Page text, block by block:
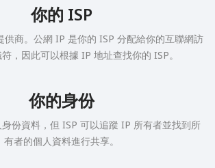
你的 ISP
供商。公網 IP 是你的 ISP 分配給你的互聯網訪
，因此可以根據 IP 地址查找你的 ISP。
你的身份
份資料，但 ISP 可以追蹤 IP 所有者並找到所
有者的個人資料進行共享。